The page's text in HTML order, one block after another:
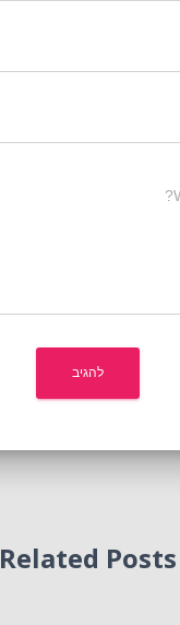
Related Posts